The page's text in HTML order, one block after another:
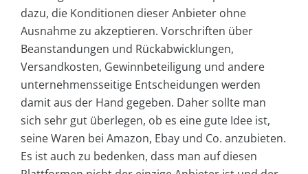
dazu, die Konditionen dieser Anbieter ohne
Ausnahme zu akzeptieren. Vorschriften über
Beanstandungen und Rückabwicklungen,
Versandkosten, Gewinnbeteiligung und andere
unternehmensseitige Entscheidungen werden
damit aus der Hand gegeben. Daher sollte man
sich sehr gut überlegen, ob es eine gute Idee ist,
seine Waren bei Amazon, Ebay und Co. anzubieten.
Es ist auch zu bedenken, dass man auf diesen